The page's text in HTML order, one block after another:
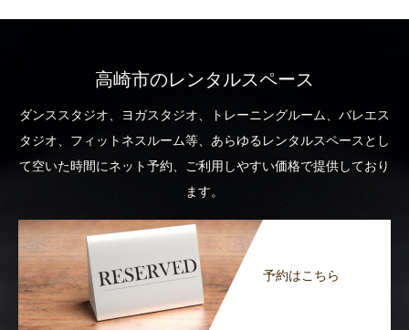
高崎市のレンタルスペース
ダンススタジオ、ヨガスタジオ、トレーニングルーム、バレエス
タジオ、フィットネスルーム等、あらゆるレンタルスペースとし
て空いた時間にネット予約、ご利用しやすい価格で提供しており
ます。
予約はこちら